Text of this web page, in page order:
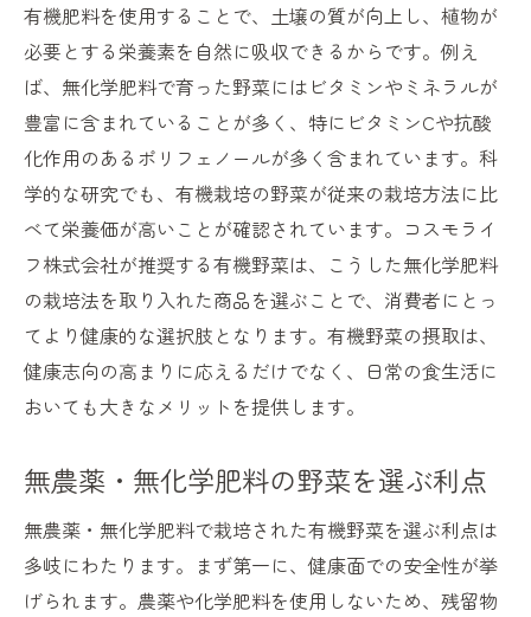
有機肥料を使用することで、土壌の質が向上し、植物が
必要とする栄養素を自然に吸収できるからです。例え
ば、無化学肥料で育った野菜にはビタミンやミネラルが
豊富に含まれていることが多く、特にビタミンCや抗酸
化作用のあるポリフェノールが多く含まれています。科
学的な研究でも、有機栽培の野菜が従来の栽培方法に比
べて栄養価が高いことが確認されています。コスモライ
フ株式会社が推奨する有機野菜は、こうした無化学肥料
の栽培法を取り入れた商品を選ぶことで、消費者にとっ
てより健康的な選択肢となります。有機野菜の摂取は、
健康志向の高まりに応えるだけでなく、日常の食生活に
おいても大きなメリットを提供します。
無農薬・無化学肥料の野菜を選ぶ利点
無農薬・無化学肥料で栽培された有機野菜を選ぶ利点は
多岐にわたります。まず第一に、健康面での安全性が挙
げられます。農薬や化学肥料を使用しないため、残留物